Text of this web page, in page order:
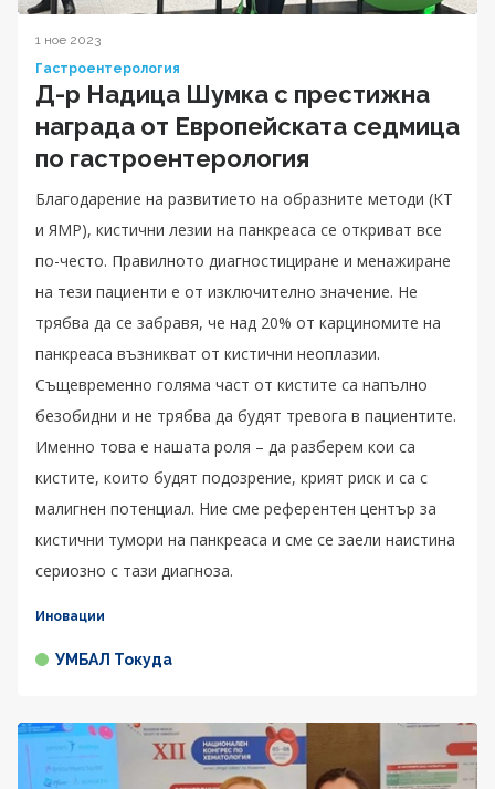
1 ное 2023
Гастроентерология
Д-р Надица Шумка с престижна
награда от Европейската седмица
по гастроентерология
Благодарение на развитието на образните методи (КТ
и ЯМР), кистични лезии на панкреаса се откриват все
по-често. Правилното диагностициране и менажиране
на тези пациенти е от изключително значение. Не
трябва да се забравя, че над 20% от карциномите на
панкреаса възникват от кистични неоплазии.
Същевременно голяма част от кистите са напълно
безобидни и не трябва да будят тревога в пациентите.
Именно това е нашата роля – да разберем кои са
кистите, които будят подозрение, крият риск и са с
малигнен потенциал. Ние сме референтен център за
кистични тумори на панкреаса и сме се заели наистина
сериозно с тази диагноза.
Иновации
УМБАЛ Токуда